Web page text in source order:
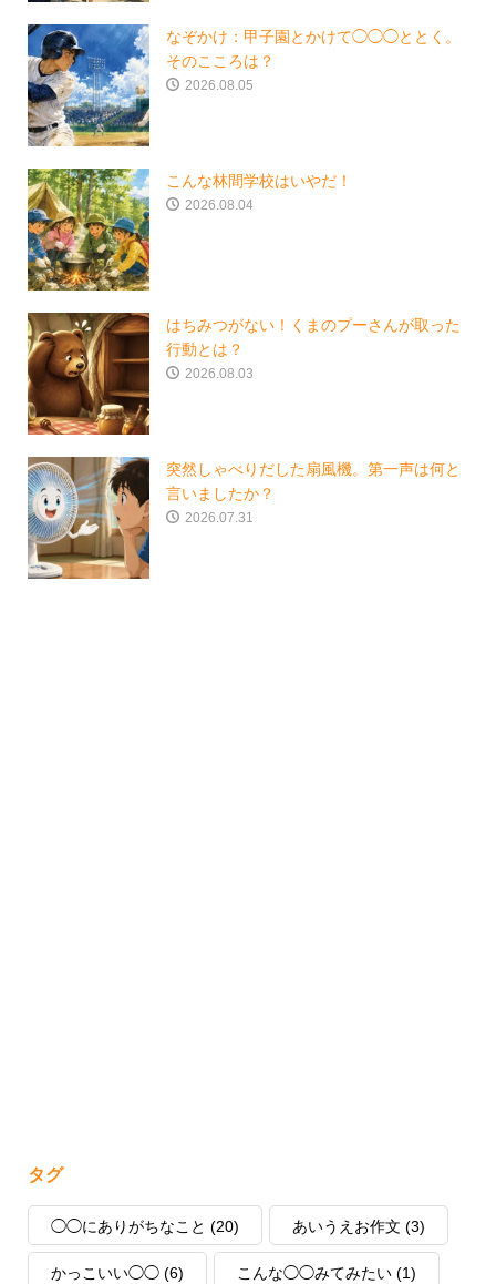
なぞかけ：甲子園とかけて◯◯◯ととく。
そのこころは？
2026.08.05
こんな林間学校はいやだ！
2026.08.04
はちみつがない！くまのプーさんが取った
行動とは？
2026.08.03
突然しゃべりだした扇風機。第一声は何と
言いましたか？
2026.07.31
タグ
◯◯にありがちなこと (20) あいうえお作文 (3)
かっこいい◯◯(6) こんな◯◯みてみたい(1)